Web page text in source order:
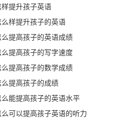
样提升孩子英语
么样提升孩子的英语
么提高孩子的英语成绩
么提高孩子的写字速度
么提高孩子的数学成绩
么提高孩子的成绩
么能提高孩子的英语水平
么可以提高孩子英语的听力